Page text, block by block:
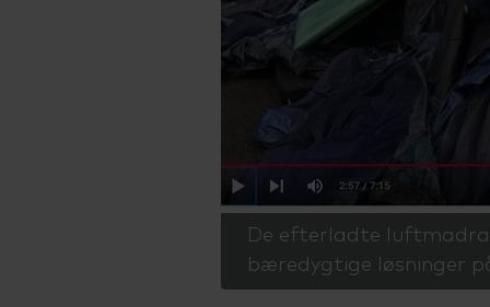
De efterladte
bæredygtige løsninger